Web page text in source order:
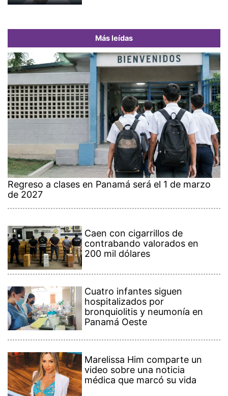
Más leídas
Regreso a clases en Panamá será el 1 de marzo
de 2027
Caen con cigarrillos de
contrabando valorados en
200 mil dólares
Cuatro infantes siguen
hospitalizados por
bronquiolitis y neumonía en
Panamá Oeste
Marelissa Him comparte un
video sobre una noticia
médica que marcó su vida